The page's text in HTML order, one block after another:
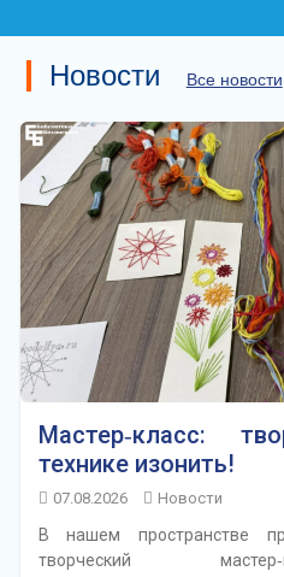
Новости Все новости
Мастер‑класс:
технике изонить!
07.08.2026 Новости
В нашем пространстве
творческий